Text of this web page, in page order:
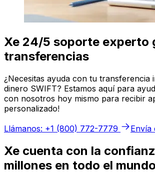
Xe 24/5 soporte experto
transferencias
¿Necesitas ayuda con tu transferencia
dinero SWIFT? Estamos aquí para
con nosotros hoy mismo para recibir
personalizado!
Llámanos: +1 (800) 772-7779
Envía
Xe cuenta con la
millones en todo el mundo